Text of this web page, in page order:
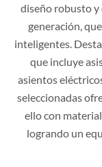
diseño robusto y
generación,
inteligentes.
que incluye
asientos
seleccionadas
ello con
logrando un